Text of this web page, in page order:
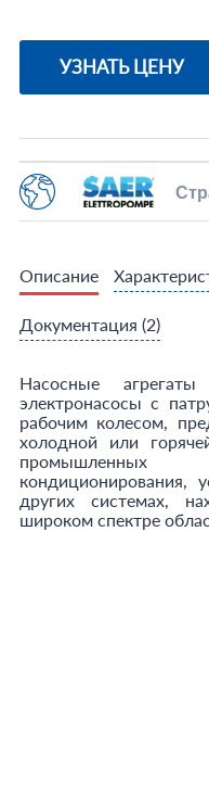
УЗНАТЬ ЦЕНУ
Описание
Документация (2)
Насосные
электронасосы с
рабочим колесом,
холодной или
промышленных
кондиционирования,
других системах,
широком спектре